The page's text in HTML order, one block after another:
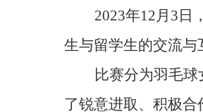
2023年12月3 日
生与留学生的交流与
比赛分为羽毛
了锐意进取、积极合